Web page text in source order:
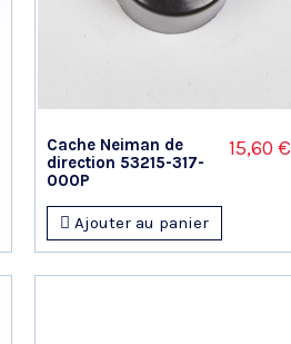
Cache Neiman de
direction 53215-317-
000P
15,60 €
Ajouter au panier